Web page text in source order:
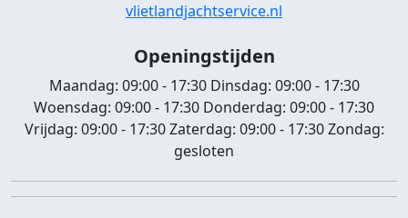
vlietlandjachtservice.nl
Openingstijden
Maandag: 09:00 - 17:30Dinsdag: 09:00 - 17:30
Woensdag: 09:00 - 17:30 Donderdag: 09:00 - 17:30
Vrijdag: 09:00 - 17:30Zaterdag: 09:00 - 17:30Zondag:
gesloten